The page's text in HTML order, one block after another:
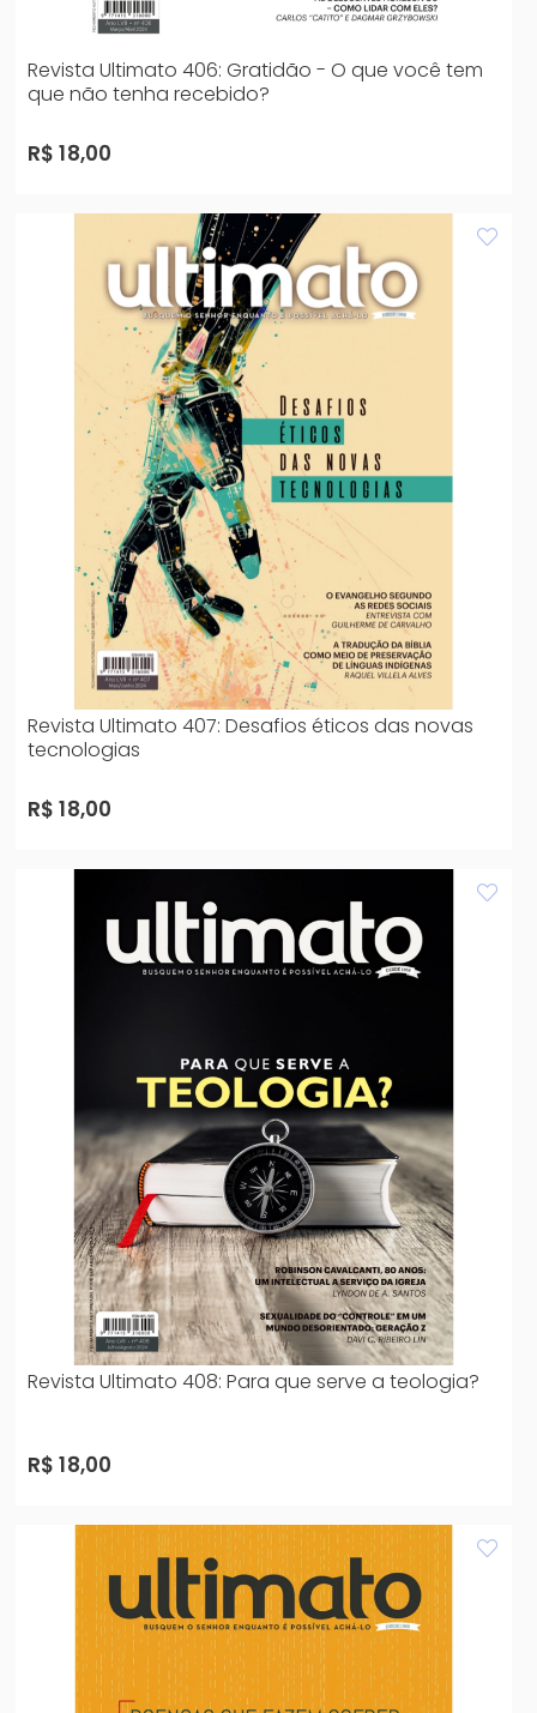
Revista Ultimato 406: Gratidão - O que você tem
que não tenha recebido?
R$ 18,00
Revista Ultimato 407: Desafios éticos das novas
tecnologias
R$ 18,00
Revista Ultimato 408: Para que serve a teologia?
R$ 18,00